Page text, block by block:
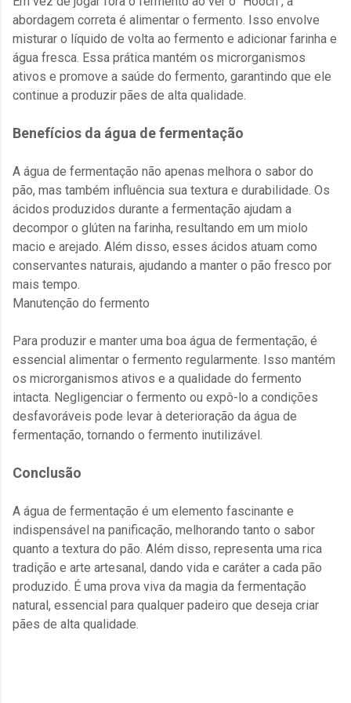
abordagem correta é alimentar o fermento. Isso envolve
misturar o líquido de volta ao fermento e adicionar farinha e
água fresca. Essa prática mantém os microrganismos
ativos e promove a saúde do fermento, garantindo que ele
continue a produzir pães de alta qualidade.
Benefícios da água de fermentação
A água de fermentação não apenas melhora o sabor do
pão, mas também influência sua textura e durabilidade. Os
ácidos produzidos durante a fermentação ajudam a
decompor o glúten na farinha, resultando em um miolo
macio e arejado. Além disso, esses ácidos atuam como
conservantes naturais, ajudando a manter o pão fresco por
mais tempo.
Manutenção do fermento
Para produzir e manter uma boa água de fermentação, é
essencial alimentar o fermento regularmente. Isso mantém
os microrganismos ativos e a qualidade do fermento
intacta. Negligenciar o fermento ou expô-lo a condições
desfavoráveis pode levar à deterioração da água de
fermentação, tornando o fermento inutilizável.
Conclusão
A água de fermentação é um elemento fascinante e
indispensável na panificação, melhorando tanto o sabor
quanto a textura do pão. Além disso, representa uma rica
tradição e arte artesanal, dando vida e caráter a cada pão
produzido. É uma prova viva da magia da fermentação
natural, essencial para qualquer padeiro que deseja criar
pães de alta qualidade.